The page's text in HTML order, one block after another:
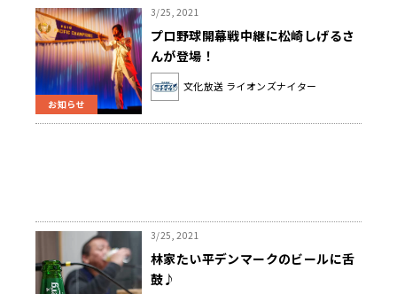
お知らせ
3/25, 2021
プロ野球開幕戦中継に松崎しげるさ
んが登場！
文化放送 ライオンズナイター
3/25, 2021
林家たい平デンマークのビールに舌
鼓♪